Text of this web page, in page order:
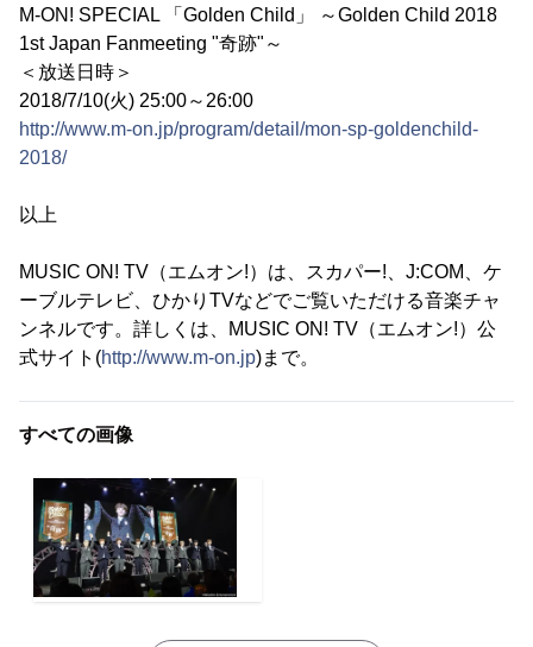
M-ON! SPECIAL 「Golden Child」 ～Golden Child 2018
1st Japan Fanmeeting "奇跡"～
＜放送日時＞
2018/7/10(火) 25:00～26:00
http://www.m-on.jp/program/detail/mon-sp-goldenchild-
2018/
以上
MUSIC ON! TV（エムオン!）は、スカパー!、J:COM、ケ
ーブルテレビ、ひかりTVなどでご覧いただける音楽チャ
ンネルです。詳しくは、MUSIC ON! TV（エムオン!）公
式サイト(http://www.m-on.jp)まで。
すべての画像